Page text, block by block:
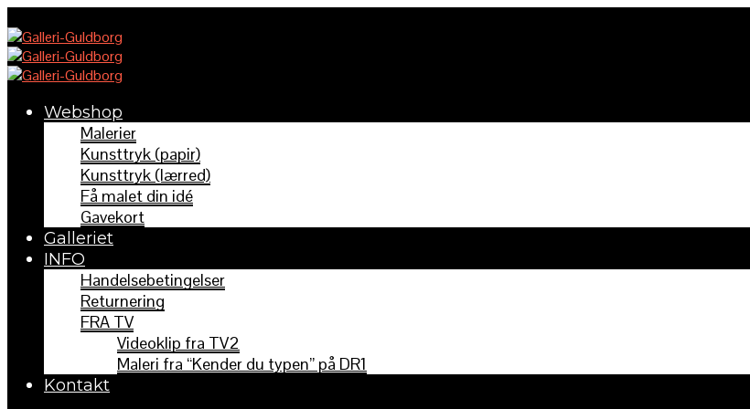
Webshop
Malerier
Kunsttryk (papir)
Kunsttryk (lærred)
Få malet din idé
Gavekort
Galleriet
INFO
Handelsebetingelser
Returnering
FRA TV
Videoklip fra TV2
Maleri fra “Kender du typen” på DR1
Kontakt